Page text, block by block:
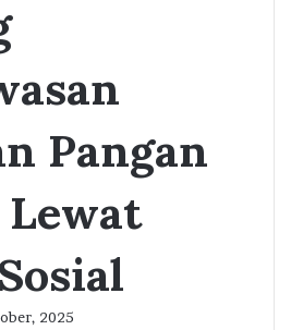
Pangan
2025